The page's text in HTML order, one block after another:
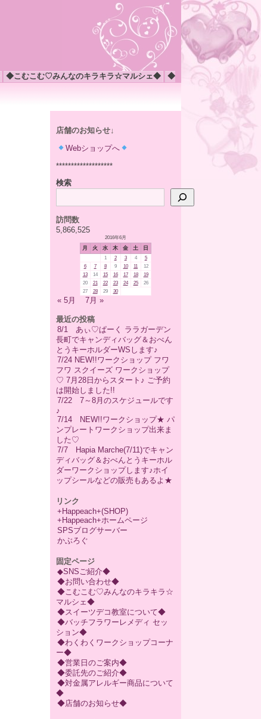
◆こむこむ♡みんなのキラキラ☆マルシェ◆
◆
店舗のお知らせ↓
Webショップへ
*******************
検索
訪問数
5,866,525
2016年6月
月 火 水 木 金 土 日
1 2 3 4
5
6
7 8 9 10 11
12
13
14 15 16 17 18
19
20
21 22 23 24 25
26
27
28 29 30
« 5月 7月 »
最近の投稿
8/1 あぃ♡ぱーく ララガーデン
長町でキャンディバッグ＆おべん
とうキーホルダーWSします♪
7/24 NEW!!ワークショップ フワ
フワ スクイーズ ワークショップ
♡ 7月28日からスタート♪ ご予約
は開始しました!!
7/22 7～8月のスケジュールです
♪
7/14 NEW!!ワークショップ★ パ
ンプレートワークショップ出来ま
した♡
7/7 Hapia Marche(7/11)でキャン
ディバッグ＆おべんとうキーホル
ダーワークショップします♪ホイ
ップシールなどの販売もあるよ★
リンク
+Happeach+(SHOP)
+Happeach+ホームページ
SPSブログサーバー
かぶろぐ
固定ページ
◆SNSご紹介◆
◆お問い合わせ◆
◆こむこむ♡みんなのキラキラ☆
マルシェ◆
◆スイーツデコ教室について◆
◆バッチフラワーレメディ セッ
ション◆
◆わくわくワークショップコーナ
ー◆
◆営業日のご案内◆
◆委託先のご紹介◆
◆対金属アレルギー商品について
◆
◆店舗のお知らせ◆